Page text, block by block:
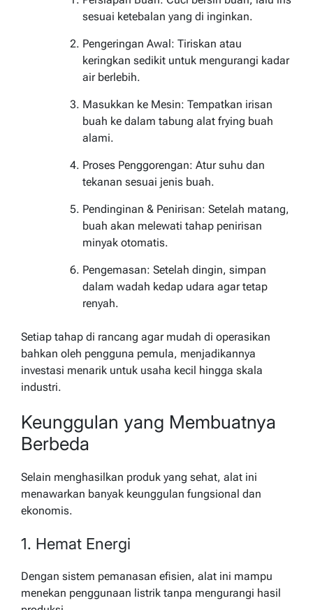
sesuai ketebalan yang di inginkan.
Pengeringan Awal: Tiriskan atau
keringkan sedikit untuk mengurangi kadar
air berlebih.
Masukkan ke Mesin: Tempatkan irisan
buah ke dalam tabung alat frying buah
alami.
Proses Penggorengan: Atur suhu dan
tekanan sesuai jenis buah.
Pendinginan & Penirisan: Setelah matang,
buah akan melewati tahap penirisan
minyak otomatis.
Pengemasan: Setelah dingin, simpan
dalam wadah kedap udara agar tetap
renyah.
Setiap tahap di rancang agar mudah di operasikan
bahkan oleh pengguna pemula, menjadikannya
investasi menarik untuk usaha kecil hingga skala
industri.
Keunggulan yang Membuatnya
Berbeda
Selain menghasilkan produk yang sehat, alat ini
menawarkan banyak keunggulan fungsional dan
ekonomis.
1. Hemat Energi
Dengan sistem pemanasan efisien, alat ini mampu
menekan penggunaan listrik tanpa mengurangi hasil